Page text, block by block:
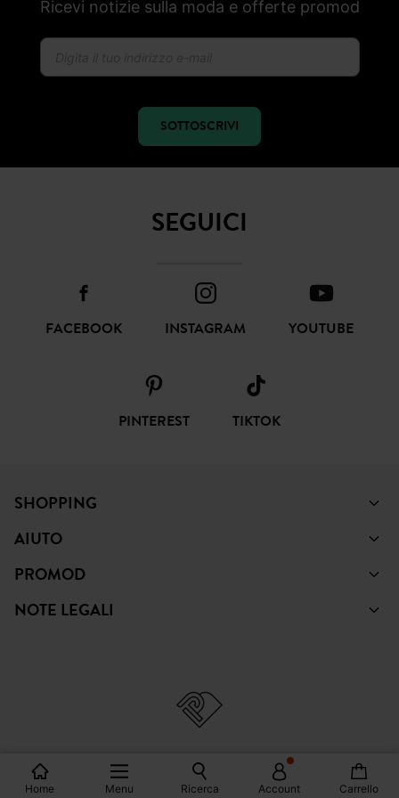
Home Menu Ricerca Account Carrello
Ricevi notizie sulla moda e offerte promod
SOTTOSCRIVI
SEGUICI
FACEBOOK INSTAGRAM YOUTUBE
PINTEREST TIKTOK
SHOPPING
AIUTO
PROMOD
NOTE LEGALI
© Copyright Promod © 2026